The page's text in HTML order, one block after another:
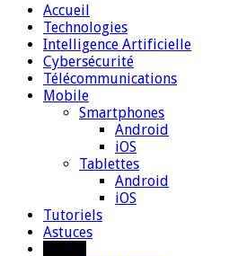
Accueil
Technologies
Intelligence Artificielle
Cybersécurité
Télécommunications
Mobile
Smartphones
Android
iOS
Tablettes
Android
iOS
Tutoriels
Astuces